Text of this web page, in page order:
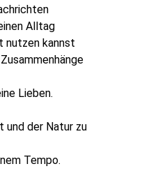
Alltag
nutzen kannst
Lieben.
und der Natur zu
Tempo.